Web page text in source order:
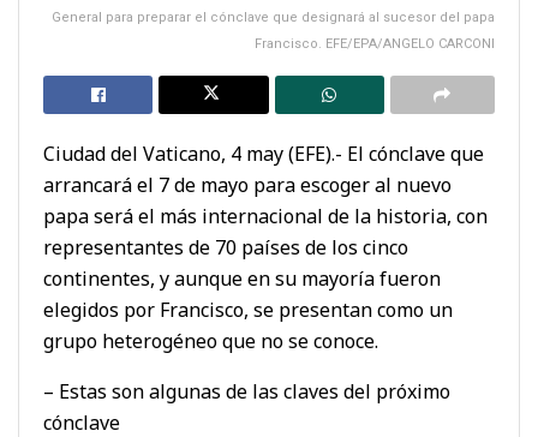
General para preparar el cónclave que designará al sucesor del papa
Francisco. EFE/EPA/ANGELO CARCONI
Ciudad del Vaticano, 4 may (EFE).- El cónclave que
arrancará el 7 de mayo para escoger al nuevo
papa será el más internacional de la historia, con
representantes de 70 países de los cinco
continentes, y aunque en su mayoría fueron
elegidos por Francisco, se presentan como un
grupo heterogéneo que no se conoce.
– Estas son algunas de las claves del próximo
cónclave